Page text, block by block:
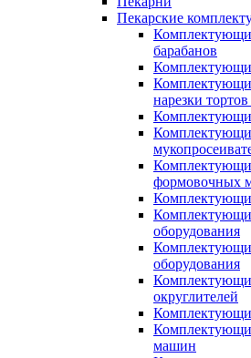
Пекарские
барабанов
нарезки
формовочных
оборудования
оборудования
округлителей
машин